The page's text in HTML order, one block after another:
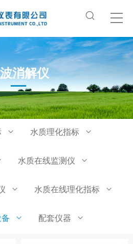
消解仪
水质理化指标
水质在线监测仪
水质在线理化指标
配套仪器